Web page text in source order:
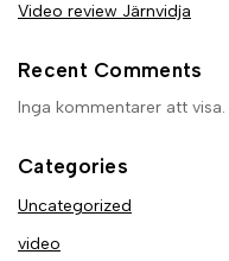
Video review Järnvidja
Recent Comments
Inga kommentarer att visa.
Categories
Uncategorized
video